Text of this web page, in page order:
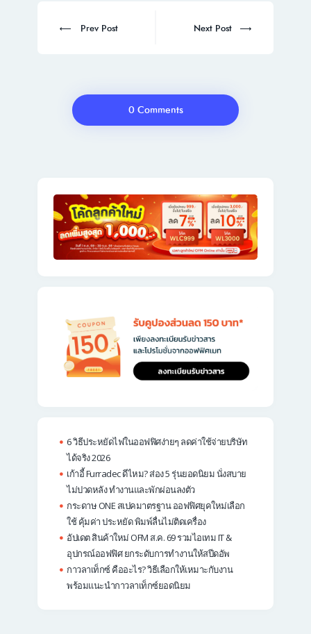
navigation
Prev
Prev Post
Next
Next Post
0 Comments
6 วิธีประหยัดไฟในออฟฟิศง่ายๆ ลดค่าใช้จ่ายบริษัท
ได้จริง 2026
เก้าอี้ Furradec ดีไหม? ส่อง 5 รุ่นยอดนิยม นั่งสบาย
ไม่ปวดหลัง ทำงานและพักผ่อนลงตัว
กระดาษ ONE สเปคมาตรฐาน ออฟฟิศยุคใหม่เลือก
ใช้ คุ้มค่า ประหยัด พิมพ์ลื่นไม่ติดเครื่อง
อัปเดต สินค้าใหม่ OFM ส.ค. 69 รวมไอเทม IT &
อุปกรณ์ออฟฟิศ ยกระดับการทำงานให้สปีดอัพ
กาวลาเท็กซ์ คืออะไร? วิธีเลือกให้เหมาะกับงาน
พร้อมแนะนำกาวลาเท็กซ์ยอดนิยม